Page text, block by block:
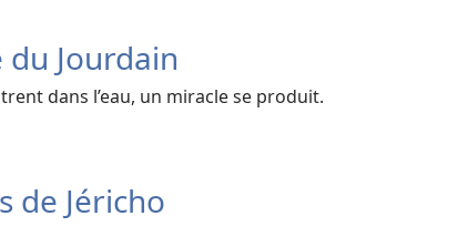
Jourdain
dans l’eau, un miracle se produit.
de Jéricho